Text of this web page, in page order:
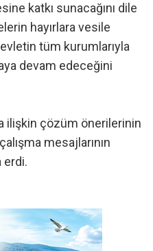
katkı sunacağını dile
hayırlara vesile
tüm kurumlarıyla
devam edeceğini
ilişkin çözüm önerilerinin
mesajlarının
erdi.